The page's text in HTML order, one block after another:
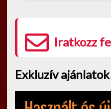
Iratkozz
Exkluzív ajánlatok